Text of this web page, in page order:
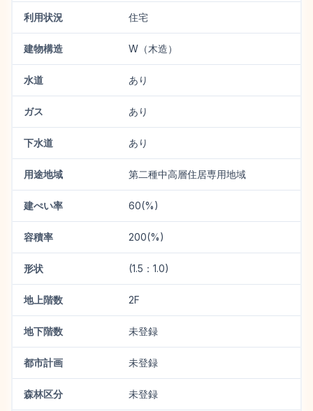
利用状況 住宅
建物構造 W（木造）
水道 あり
ガス あり
下水道 あり
用途地域 第二種中高層住居専用地域
建ぺい率 60(%)
容積率 200(%)
形状 (1.5：1.0)
地上階数 2F
地下階数 未登録
都市計画 未登録
森林区分 未登録